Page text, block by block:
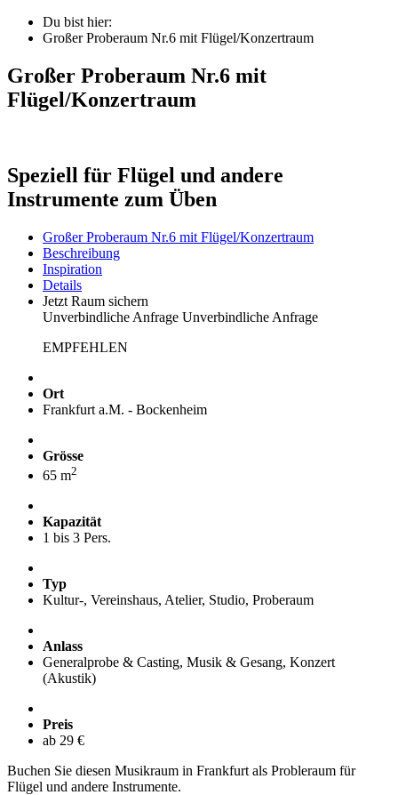
Du bist hier:
Großer Proberaum Nr.6 mit Flügel/Konzertraum
Großer Proberaum Nr.6 mit
Flügel/Konzertraum
Speziell für Flügel und andere
Instrumente zum Üben
Großer Proberaum Nr.6 mit Flügel/Konzertraum
Beschreibung
Inspiration
Details
Jetzt Raum sichern
Unverbindliche Anfrage Unverbindliche Anfrage
EMPFEHLEN
Ort
Frankfurt a.M. - Bockenheim
Grösse
65 m2
Kapazität
1 bis 3 Pers.
Typ
Kultur-, Vereinshaus, Atelier, Studio, Proberaum
Anlass
Generalprobe & Casting, Musik & Gesang, Konzert
(Akustik)
Preis
ab 29 €
Buchen Sie diesen Musikraum in Frankfurt als Probleraum für
Flügel und andere Instrumente.